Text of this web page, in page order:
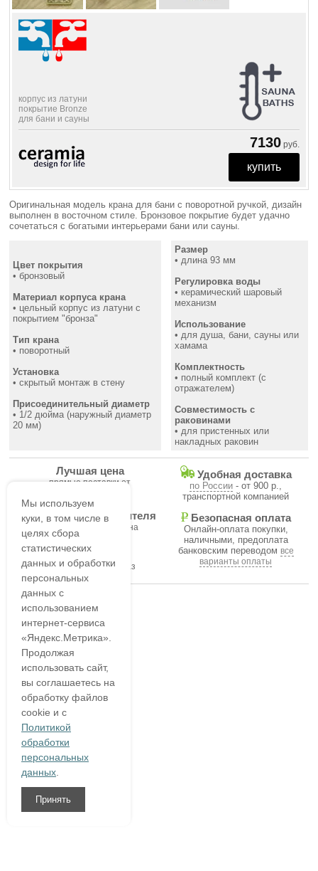
корпус из латуни
покрытие Bronze
для бани и сауны
7130 руб.
Оригинальная модель крана для бани с поворотной ручкой, дизайн
выполнен в восточном стиле. Бронзовое покрытие будет удачно
сочетаться с богатыми интерьерами бани или сауны.
Цвет покрытия
• бронзовый
Материал корпуса крана
• цельный корпус из латуни с
покрытием "бронза"
Тип крана
• поворотный
Установка
• скрытый монтаж в стену
Присоединительный диаметр
• 1/2 дюйма (наружный диаметр
20 мм)
Размер
• длина 93 мм
Регулировка воды
• керамический шаровый
механизм
Использование
• для душа, бани, сауны или
хамама
Комплектность
• полный комплект (с
отражателем)
Совместимость с
раковинами
• для пристенных или
накладных раковин
Лучшая цена
прямые поставки от
Удобная доставка
по России - от 900 р.,
транспортной компанией
Безопасная оплата
Онлайн-оплата покупки,
наличными, предоплата
банковским переводом все
варианты оплаты
Гарантия производителя
на все товары магазина
В течение часа
подтвердим ваш заказ
Мы используем
куки, в том числе в
целях сбора
статистических
данных и обработки
персональных
данных с
использованием
интернет-сервиса
«Яндекс.Метрика».
Продолжая
использовать сайт,
вы соглашаетесь на
обработку файлов
cookie и с
Политикой
обработки
персональных
данных
Принять